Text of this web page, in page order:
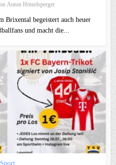
Anton Hötzelsperger
Brixental begeistert auch heuer
und macht die...
Sport